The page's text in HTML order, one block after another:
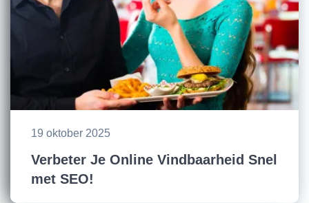
19 oktober 2025
Verbeter Je Online Vindbaarheid Snel
met SEO!